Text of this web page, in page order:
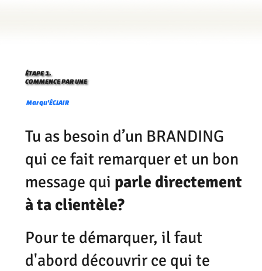
ÉTAPE 1.
COMMENCE PAR UNE
Marqu'ÉCLAIR
Tu as besoin d’un BRANDING
qui ce fait remarquer et un bon
message qui parle directement
à ta clientèle?
Pour te démarquer, il faut
d'abord découvrir ce qui te